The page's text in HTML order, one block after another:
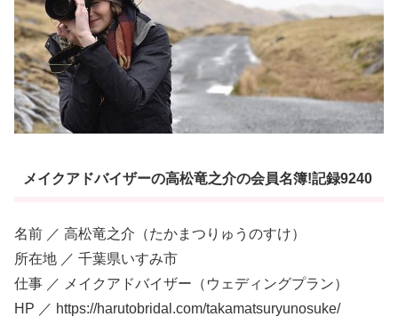
メイクアドバイザーの高松竜之介の会員名簿!記録9240
名前 ／ 高松竜之介（たかまつりゅうのすけ）
所在地 ／ 千葉県いすみ市
仕事 ／ メイクアドバイザー（ウェディングプラン）
HP ／ https://harutobridal.com/takamatsuryunosuke/